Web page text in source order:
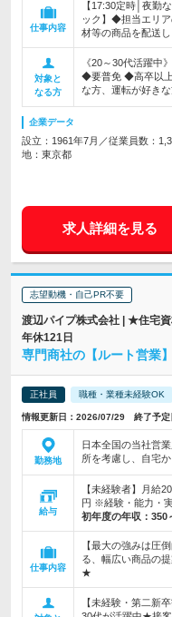
仕事内容
【17:30定時│夜勤
ック】◆担当エリ
材等の商品を配送し
対象と
なる方
《20～30代活躍中
◆要普免 ◆高卒以
な方、運転が好きな
企業データ
設立：1961年7月／従業員数：
地：東京都
求人詳細を見る
志望動機・自己PR不要
渡辺パイプ株式会社 | ★住宅
年休121日
専門商社の【ルート営業
正社員 職種・業種未経験OK
情報更新日：2026/07/29 終了予
勤務地
日本全国の当社営
所を考慮し、自宅
給与
【未経験者】月給
円 ※経験・能力・
初年度の年収： 350
仕事内容
【最大の強みは圧
る、幅広い商品の
★
【未経験・第二新